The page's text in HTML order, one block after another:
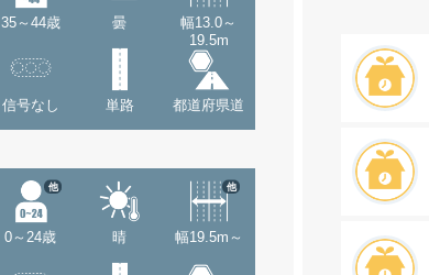
35～44歳 曇
幅13.0～
19.5m
信号なし 単路 都道府県道
0～24歳
他
晴 幅19.5m～
他